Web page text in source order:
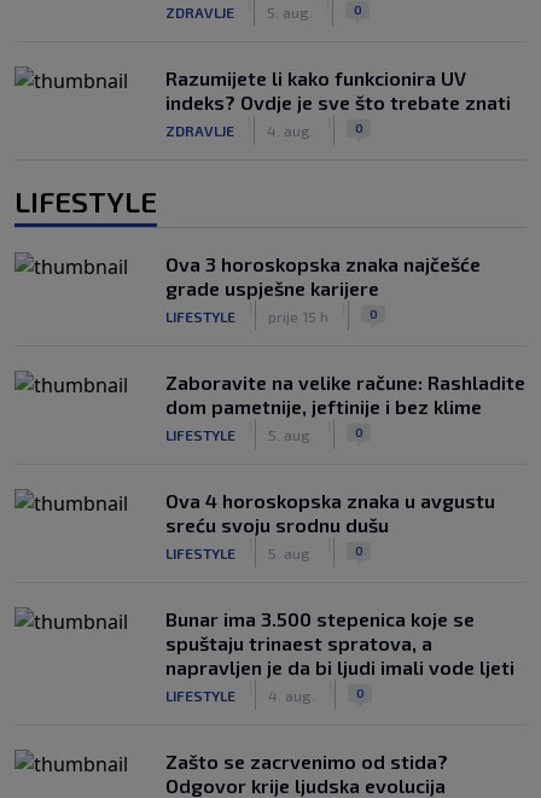
ZDRAVLJE 5. aug. 0
Razumijete li kako funkcionira UV
indeks? Ovdje je sve što trebate znati
ZDRAVLJE 4. aug. 0
LIFESTYLE
Ova 3 horoskopska znaka najčešće
grade uspješne karijere
LIFESTYLE prije 15 h 0
Zaboravite na velike račune: Rashladite
dom pametnije, jeftinije i bez klime
LIFESTYLE 5. aug. 0
Ova 4 horoskopska znaka u avgustu
sreću svoju srodnu dušu
LIFESTYLE 5. aug. 0
Bunar imа 3.500 stepenica koje se
spuštaju trinaest spratova, a
napravljen je da bi ljudi imali vode ljeti
LIFESTYLE 4. aug. 0
Zašto se zacrvenimo od stida?
Odgovor krije ljudska evolucija